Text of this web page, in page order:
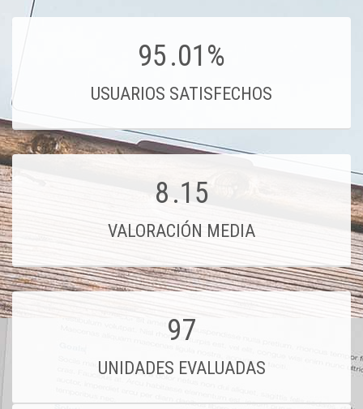
95.01%
USUARIOS SATISFECHOS
8.15
VALORACIÓN MEDIA
97
UNIDADES EVALUADAS